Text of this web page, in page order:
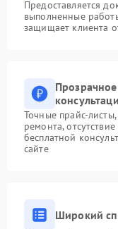
Предоставляется
выполненные
защищает клиента
Точные прайс-
ремонта,
бесплатной
сайте
Широкий